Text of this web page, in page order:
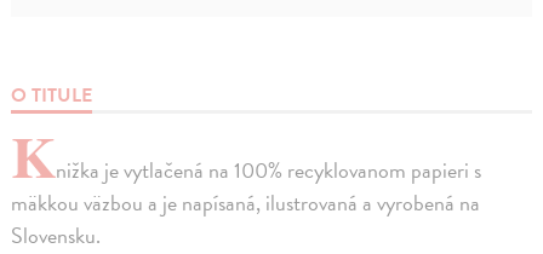
O TITULE
Knižka je vytlačená na 100% recyklovanom papieri s
mäkkou väzbou a je napísaná, ilustrovaná a vyrobená na
Slovensku.